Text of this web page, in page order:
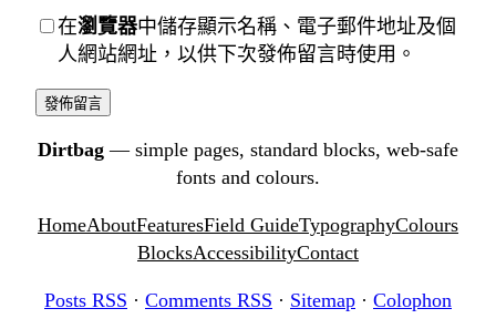
在瀏覽器中儲存顯示名稱、電子郵件地址及個
人網站網址，以供下次發佈留言時使用。
Dirtbag — simple pages, standard blocks, web-safe
fonts and colours.
HomeAboutFeaturesField GuideTypographyColours
BlocksAccessibilityContact
Posts RSS · Comments RSS · Sitemap · Colophon